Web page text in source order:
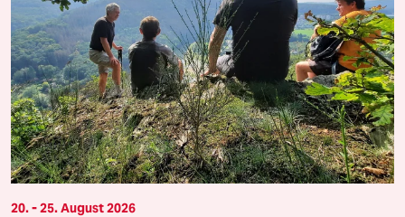
20. - 25. August 2026